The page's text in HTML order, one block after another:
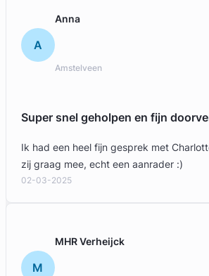
A
Anna
Amstelveen
Super snel geholpen en fijn
Ik had een heel fijn gesprek met
zij graag mee, echt een aanrader :)
02-03-2025
M
MHR Verheijck